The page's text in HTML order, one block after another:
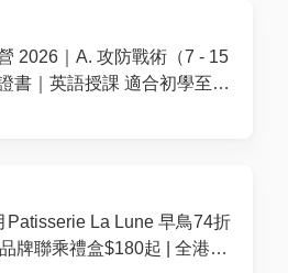
2026｜A. 攻防戰術（7 - 15
書｜英語授課 適合初學至6
、灣仔【用推廣碼減高達
Patisserie La Lune 早鳥74折
牌聯乘禮盒$180起 | 全港多